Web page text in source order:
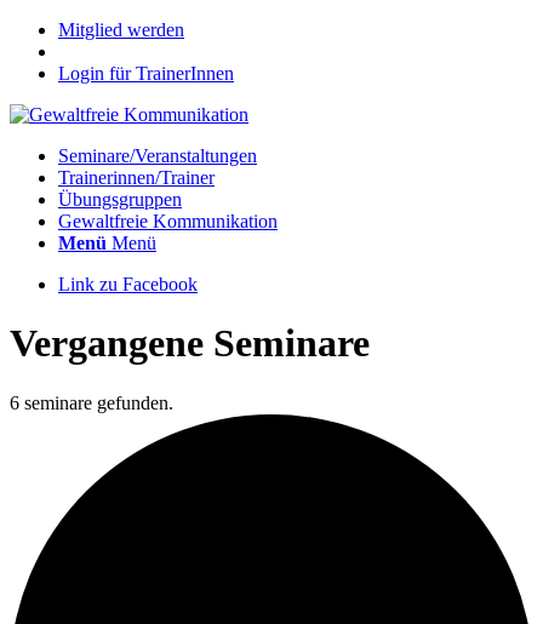
Mitglied werden
Login für TrainerInnen
Seminare/Veranstaltungen
Trainerinnen/Trainer
Übungsgruppen
Gewaltfreie Kommunikation
Menü Menü
Link zu Facebook
Vergangene Seminare
6 seminare gefunden.